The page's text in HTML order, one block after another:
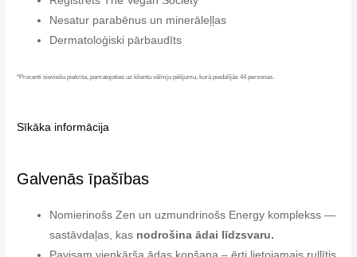
Nesatur parabēnus un minerāleļļas
Dermatoloģiski pārbaudīts
*Procenti sieviešu piekrita, pamatojoties uz klientu vēlmju pētījumu, kurā piedalījās 44 personas.
Sīkāka informācija
Galvenās īpašības
Nomierinošs Zen un uzmundrinošs Energy komplekss —
sastāvdaļas, kas nodrošina ādai līdzsvaru.